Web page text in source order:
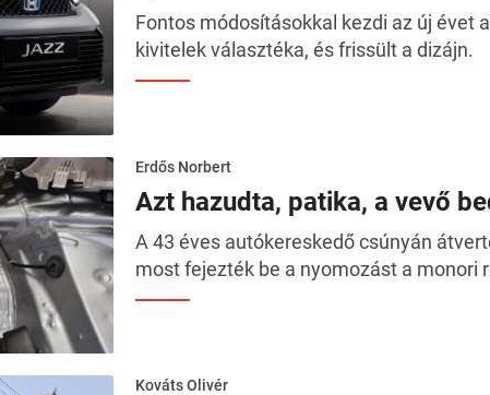
Fontos módosításokkal kezdi az új évet
kivitelek választéka, és frissült a dizájn.
Erdős Norbert
Azt hazudta, patika, a vevő
A 43 éves autókereskedő csúnyán
most fejezték be a nyomozást a monori
Kováts Olivér